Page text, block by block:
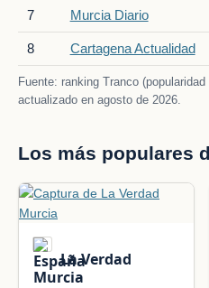
7 Murcia Diario
8 Cartagena Actualidad
Fuente: ranking Tranco
actualizado en agosto de 2026.
Los más populares
La Verdad
Murcia